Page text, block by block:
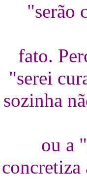
"serão
fato.
"serei
sozinha
ou a
concretiza